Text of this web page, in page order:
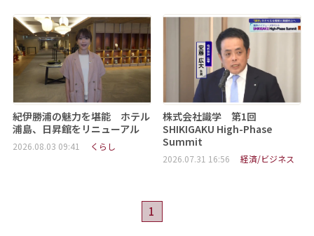
紀伊勝浦の魅力を堪能 ホテル
浦島、日昇館をリニューアル
2026.08.03 09:41 くらし
株式会社識学 第1回
SHIKIGAKU High-Phase
Summit
2026.07.31 16:56 経済/ビジネス
1